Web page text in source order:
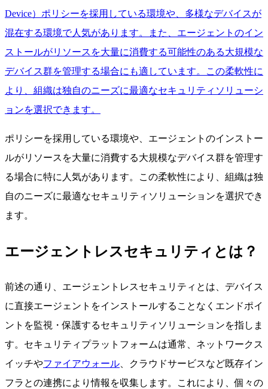
Device）ポリシーを採用している環境や、多様なデバイスが
混在する環境で人気があります。また、エージェントのイン
ストールがリソースを大量に消費する可能性のある大規模な
デバイス群を管理する場合にも適しています。この柔軟性に
より、組織は独自のニーズに最適なセキュリティソリューシ
ョンを選択できます。
ポリシーを採用している環境や、エージェントのインストー
ルがリソースを大量に消費する大規模なデバイス群を管理す
る場合に特に人気があります。この柔軟性により、組織は独
自のニーズに最適なセキュリティソリューションを選択でき
ます。
エージェントレスセキュリティとは？
前述の通り、エージェントレスセキュリティとは、デバイス
に直接エージェントをインストールすることなくエンドポイ
ントを監視・保護するセキュリティソリューションを指しま
す。セキュリティプラットフォームは通常、ネットワークス
イッチやファイアウォール、クラウドサービスなど既存イン
フラとの連携により情報を収集します。これにより、個々の